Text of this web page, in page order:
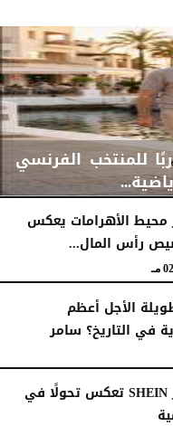
للمنتخب الفرنسي
الأهرامات يعكس
رأس المال...
مـ
الأجل أعظم
في التاريخ؟ سامر
سامر شقير: خسائر SHEIN تعكس تحولًا في